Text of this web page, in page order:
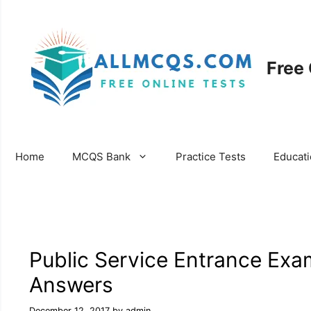
Free
Home MCQS Bank Practice Tests
Public Service Entrance
Answers